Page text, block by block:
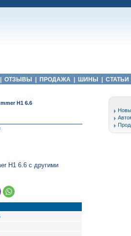
ОТЗЫВЫ ПРОДАЖА ШИНЫ СТАТЬИ
H1 6.6
H1 6.6 с другими